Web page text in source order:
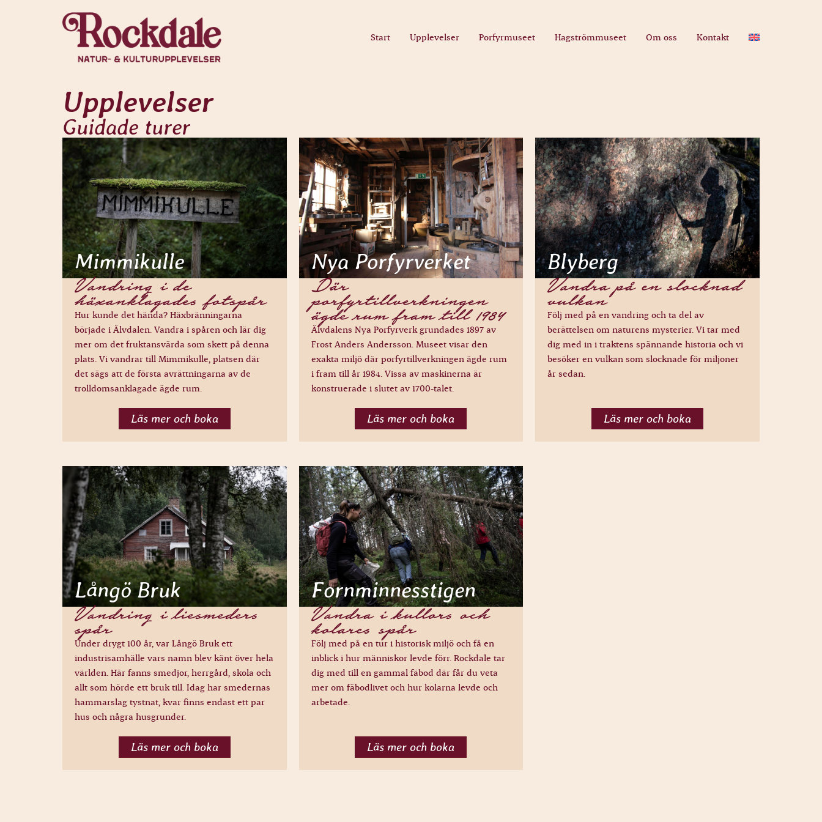
Start Upplevelser Porfyrmuseet Hagströmmuseet Om oss Kontakt
Upplevelser
Guidade turer
Mimmikulle
Vandring i de
häxanklagades fotspår
Hur kunde det hända? Häxbränningarna
började i Älvdalen. Vandra i spåren och lär dig
mer om det fruktansvärda som skett på denna
plats. Vi vandrar till Mimmikulle, platsen där
det sägs att de första avrättningarna av de
trolldomsanklagade ägde rum.
Läs mer och boka
Nya Porfyrverket
Där
porfyrtillverkningen
ägde rum fram till 1984
Älvdalens Nya Porfyrverk grundades 1897 av
Frost Anders Andersson. Museet visar den
exakta miljö där porfyrtillverkningen ägde rum
i fram till år 1984. Vissa av maskinerna är
konstruerade i slutet av 1700-talet.
Läs mer och boka
Blyberg
Vandra på en slocknad
vulkan
Följ med på en vandring och ta del av
berättelsen om naturens mysterier. Vi tar med
dig med in i traktens spännande historia och vi
besöker en vulkan som slocknade för miljoner
år sedan.
Läs mer och boka
Långö Bruk
Vandring i liesmeders
spår
Under drygt 100 år, var Långö Bruk ett
industrisamhälle vars namn blev känt över hela
världen. Här fanns smedjor, herrgård, skola och
allt som hörde ett bruk till. Idag har smedernas
hammarslag tystnat, kvar finns endast ett par
hus och några husgrunder.
Läs mer och boka
Fornminnesstigen
Vandra i kullors och
kolares spår
Följ med på en tur i historisk miljö och få en
inblick i hur människor levde förr. Rockdale tar
dig med till en gammal fäbod där får du veta
mer om fäbodlivet och hur kolarna levde och
arbetade.
Läs mer och boka